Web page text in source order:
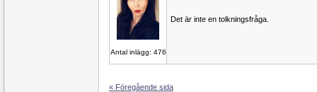
Antal inlägg: 476
Det är inte en tolkningsfråga.
« Föregående sida